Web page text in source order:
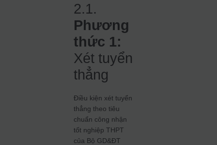
2.1.
Phương
thức 1:
Xét tuyển
thẳng
Điều kiện xét tuyển
thẳng theo tiêu
chuẩn công nhận
tốt nghiệp THPT
của Bộ GD&ĐT